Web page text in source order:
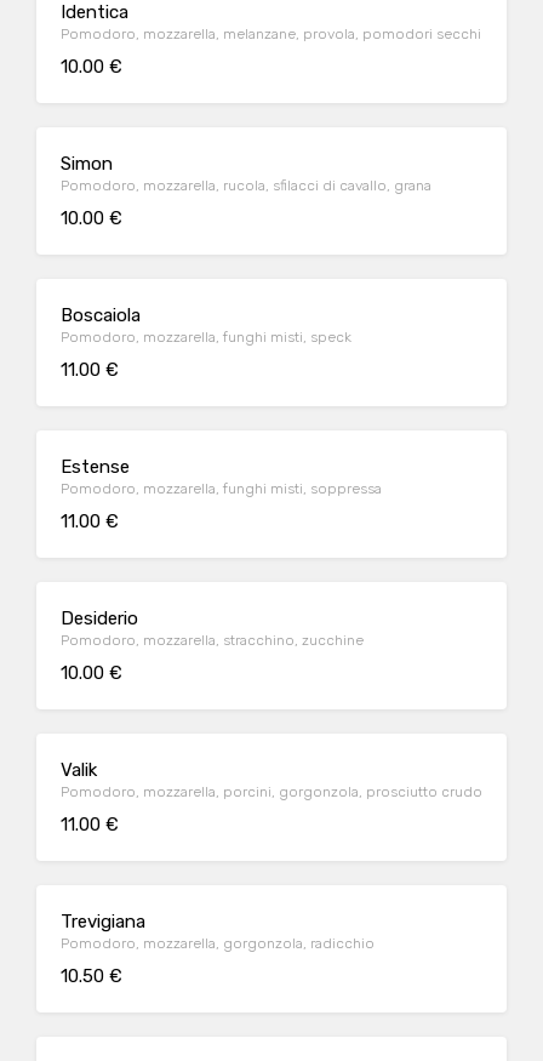
Identica
Pomodoro, mozzarella, melanzane, provola, pomodori secchi
10.00 €
Simon
Pomodoro, mozzarella, rucola, sfilacci di cavallo, grana
10.00 €
Boscaiola
Pomodoro, mozzarella, funghi misti, speck
11.00 €
Estense
Pomodoro, mozzarella, funghi misti, soppressa
11.00 €
Desiderio
Pomodoro, mozzarella, stracchino, zucchine
10.00 €
Valik
Pomodoro, mozzarella, porcini, gorgonzola, prosciutto crudo
11.00 €
Trevigiana
Pomodoro, mozzarella, gorgonzola, radicchio
10.50 €